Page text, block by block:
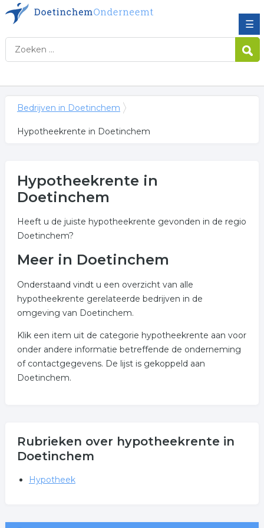
☰
Bedrijven in Doetinchem
Hypotheekrente in Doetinchem
Hypotheekrente in
Doetinchem
Heeft u de juiste hypotheekrente gevonden in de regio
Doetinchem?
Meer in Doetinchem
Onderstaand vindt u een overzicht van alle
hypotheekrente gerelateerde bedrijven in de
omgeving van Doetinchem.
Klik een item uit de categorie hypotheekrente aan voor
onder andere informatie betreffende de onderneming
of contactgegevens. De lijst is gekoppeld aan
Doetinchem.
Rubrieken over hypotheekrente in
Doetinchem
Hypotheek